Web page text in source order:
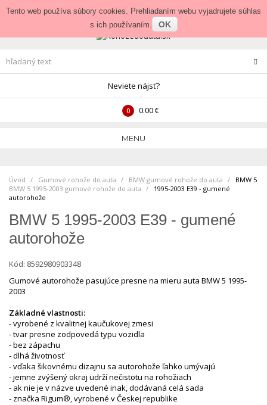
Prihlásenie • Veľkoobchod
Neviete nájsť?
0 0.00 €
MENU
Úvod Gumové rohože do auta BMW gumové rohože do auta
BMW 5 1995-2003 gumové rohože do auta
BMW 5
1995-2003 E39 - gumené
autorohože
BMW 5 1995-2003 E39 - gumené
autorohože
Kód: 8592980903348
Gumové autorohože pasujúce presne na mieru auta BMW 5 1995-
2003
Základné vlastnosti:
- vyrobené z kvalitnej kaučukovej zmesi
- tvar presne zodpovedá typu vozidla
- bez zápachu
- dlhá životnosť
- vďaka šikovnému dizajnu sa autorohože ľahko umývajú
- jemne zvýšený okraj udrží nečistotu na rohožiach
- ak nie je v názve uvedené inak, dodávaná celá sada
- značka Rigum®, vyrobené v Českej republike
Tento web používa súbory cookies. Prehliadaním webu vyjadrujete súhlas
s ich používaním.
OK